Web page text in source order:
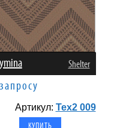
Shelter
Артикул: Tex2 009